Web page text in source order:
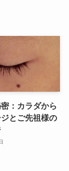
：カラダから
とご先祖様の